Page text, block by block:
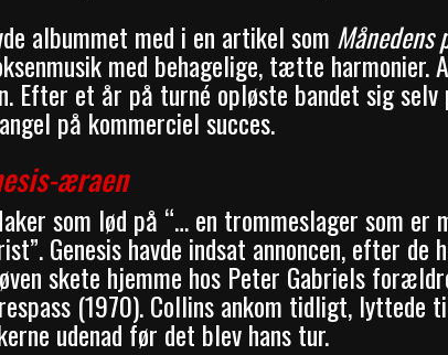
albummet med i en artikel som Månedens
med behagelige, tætte harmonier.
Efter et år på turné opløste bandet sig
på kommerciel succes.
æraen
som lød på “… en trommeslager som er
Genesis havde indsat annoncen, efter de
skete hjemme hos Peter Gabriels
(1970). Collins ankom tidligt, lyttede
udenad før det blev hans tur.